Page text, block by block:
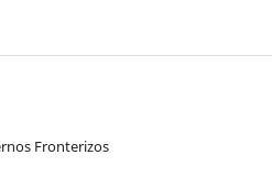
Fronterizos